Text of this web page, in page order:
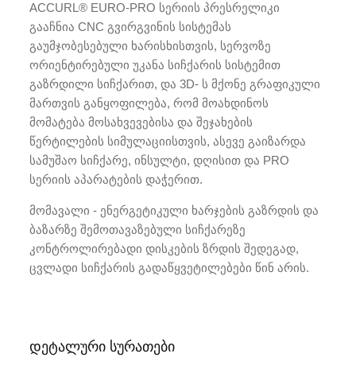
ACCURL® EURO-PRO სერიის პრესრელიკი
გააჩნია CNC გვირგვინის სისტემას
გაუმჯობესებული ხარისხისთვის, სერვოზე
ორიენტირებული უკანა სიჩქარის სისტემით
გაზრდილი სიჩქარით, და 3D- ს მქონე გრაფიკული
მართვის განყოფილება, რომ მოახდინოს
მომატება მოსახვევებისა და შეჯახების
წერტილების სიმულაციისთვის, ასევე გაიზარდა
სამუშაო სიჩქარე, ინსულტი, დღისით და PRO
სერიის აპარატების დაჭერით.
მომავალი - ენერგეტიკული ხარჯების გაზრდის და
ბაზარზე შემოთავაზებული სიჩქარეზე
კონტროლირებადი დისკების ზრდის შედეგად,
ცვლადი სიჩქარის გადაწყვეტილებები წინ არის.
დეტალური სურათები